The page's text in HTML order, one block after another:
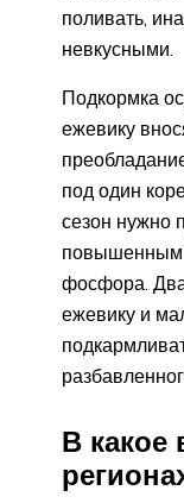
поливать,
невкусными.
Подкормка
ежевику
под один
сезон нужно
повышенным
фосфора.
ежевику и
В какое